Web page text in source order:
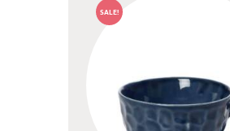
SALE!